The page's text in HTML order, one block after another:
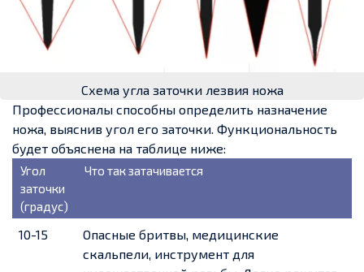
Схема угла заточки лезвия ножа
Профессионалы способны определить назначение
ножа, выяснив угол его заточки. Функциональность
будет объяснена на таблице ниже:
Угол
заточки
(градус)
Что так затачивается
10-15
Опасные бритвы, медицинские
скальпели, инструмент для